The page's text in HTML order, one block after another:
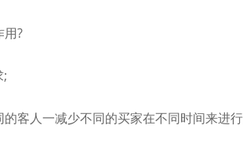
用?
;
客人一减少不同的买家在不同时间来进